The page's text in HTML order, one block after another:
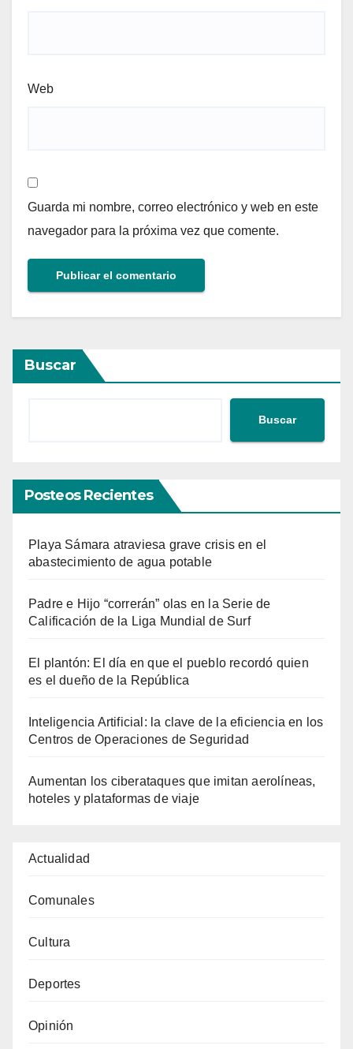
Web
Guarda mi nombre, correo electrónico y web en este
navegador para la próxima vez que comente.
Buscar
Buscar
Posteos Recientes
Playa Sámara atraviesa grave crisis en el
abastecimiento de agua potable
Padre e Hijo “correrán” olas en la Serie de
Calificación de la Liga Mundial de Surf
El plantón: El día en que el pueblo recordó quien
es el dueño de la República
Inteligencia Artificial: la clave de la eficiencia en los
Centros de Operaciones de Seguridad
Aumentan los ciberataques que imitan aerolíneas,
hoteles y plataformas de viaje
Actualidad
Comunales
Cultura
Deportes
Opinión